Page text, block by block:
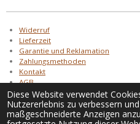
Diese Website verwendet
Nutzererlebnis zu verbessern und
maßgeschneiderte Anzeigen
Widerruf
Lieferzeit
Garantie und Reklamation
Zahlungsmethoden
Kontakt
AGB
AGB Alruna Tattoo
Datenschutz
Impressum